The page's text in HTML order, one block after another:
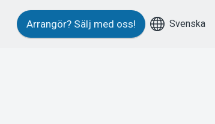
Arrangör? Sälj med oss! Svenska